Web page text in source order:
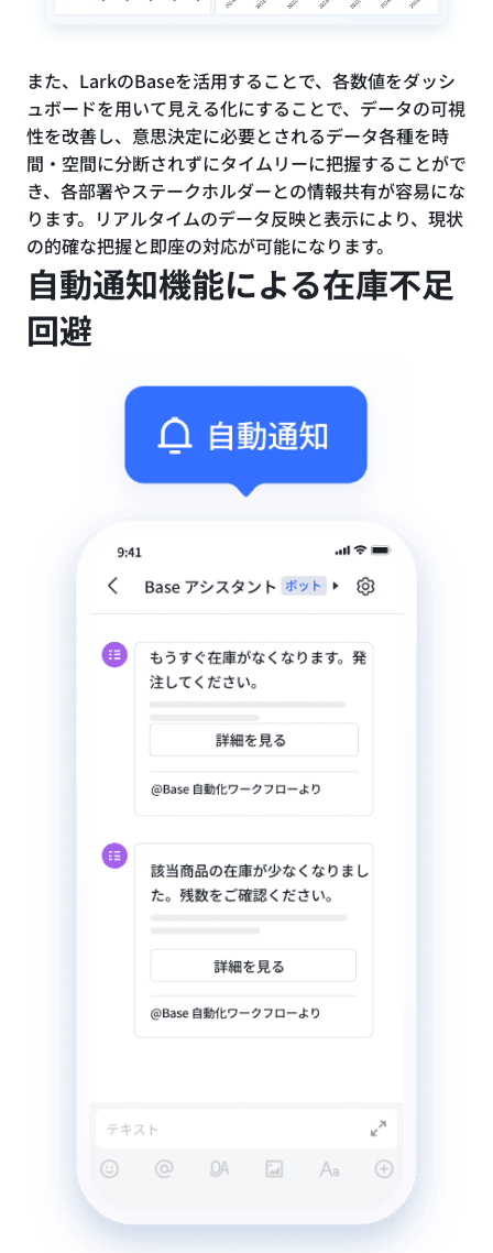
また、LarkのBaseを活用することで、各数値をダッシ
ュボードを用いて見える化にすることで、データの可視
性を改善し、意思決定に必要とされるデータ各種を時
間・空間に分断されずにタイムリーに把握することがで
き、各部署やステークホルダーとの情報共有が容易にな
ります。リアルタイムのデータ反映と表示により、現状
の的確な把握と即座の対応が可能になります。
自動通知機能による在庫不足
回避